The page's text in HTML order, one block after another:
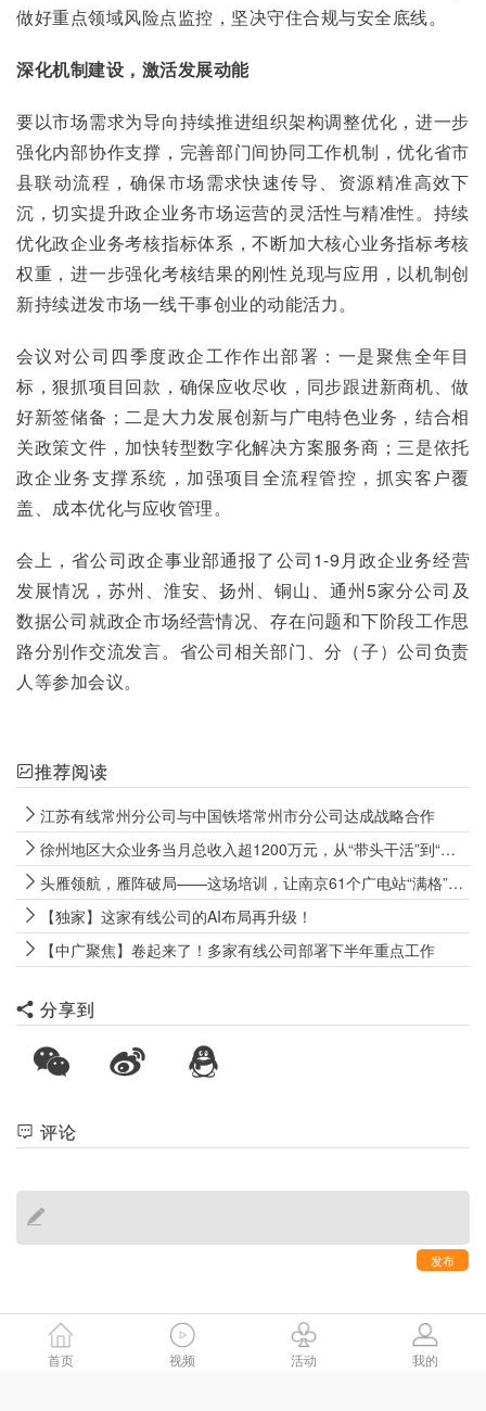
做好重点领域风险点监控，坚决守住合规与安全底线。
深化机制建设，激活发展动能
要以市场需求为导向持续推进组织架构调整优化，进一步
强化内部协作支撑，完善部门间协同工作机制，优化省市
县联动流程，确保市场需求快速传导、资源精准高效下
沉，切实提升政企业务市场运营的灵活性与精准性。持续
优化政企业务考核指标体系，不断加大核心业务指标考核
权重，进一步强化考核结果的刚性兑现与应用，以机制创
新持续迸发市场一线干事创业的动能活力。
会议对公司四季度政企工作作出部署：一是聚焦全年目
标，狠抓项目回款，确保应收尽收，同步跟进新商机、做
好新签储备；二是大力发展创新与广电特色业务，结合相
关政策文件，加快转型数字化解决方案服务商；三是依托
政企业务支撑系统，加强项目全流程管控，抓实客户覆
盖、成本优化与应收管理。
会上，省公司政企事业部通报了公司1-9月政企业务经营
发展情况，苏州、淮安、扬州、铜山、通州5家分公司及
数据公司就政企市场经营情况、存在问题和下阶段工作思
路分别作交流发言。省公司相关部门、分（子）公司负责
人等参加会议。
推荐阅读
江苏有线常州分公司与中国铁塔常州市分公司达成战略合作
徐州地区大众业务当月总收入超1200万元，从“带头干活”到“带队攻坚” 徐州网格“CEO”实战炼成记
头雁领航，雁阵破局——这场培训，让南京61个广电站“满格”出征
【独家】这家有线公司的AI布局再升级！
【中广聚焦】卷起来了！多家有线公司部署下半年重点工作
分享到
评论
发布
首页 视频 活动 我的